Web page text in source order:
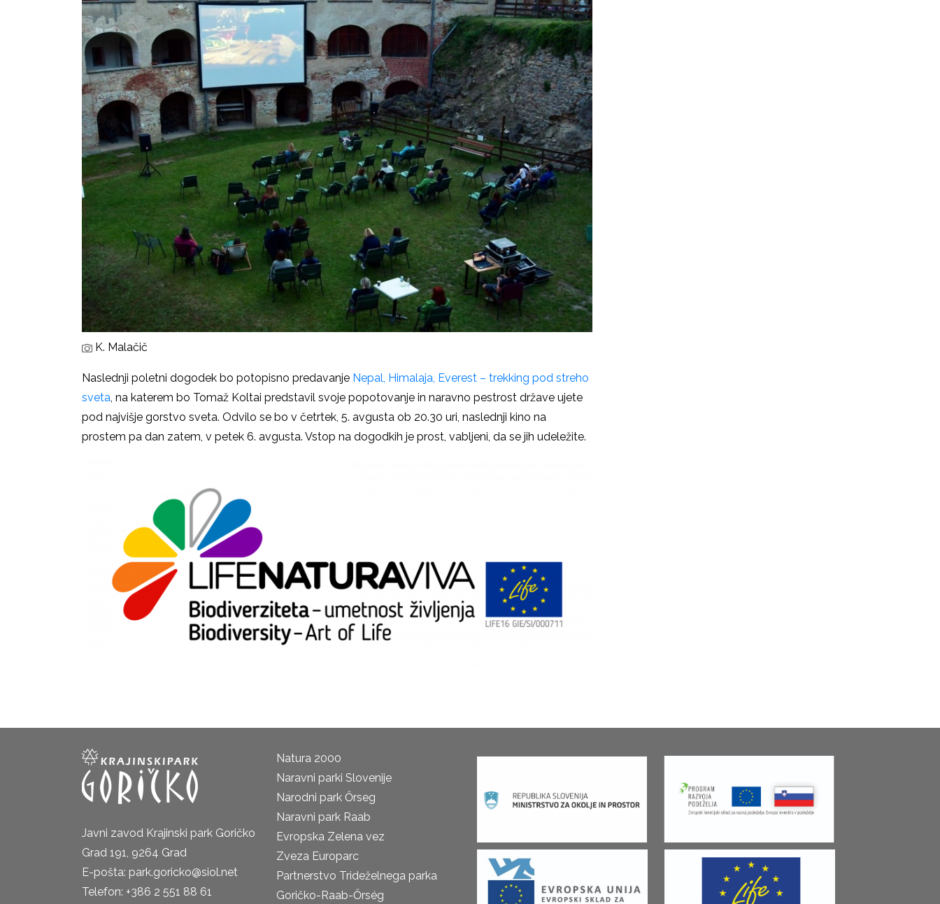
K. Malačič
Naslednji poletni dogodek bo potopisno predavanje Nepal, Himalaja, Everest – trekking pod streho
sveta, na katerem bo Tomaž Koltai predstavil svoje popotovanje in naravno pestrost države ujete
pod najvišje gorstvo sveta. Odvilo se bo v četrtek, 5. avgusta ob 20.30 uri, naslednji kino na
prostem pa dan zatem, v petek 6. avgusta. Vstop na dogodkih je prost, vabljeni, da se jih udeležite.
Javni zavod Krajinski park Goričko
Grad 191, 9264 Grad
E-pošta: park.goricko@siol.net
Telefon: +386 2 551 88 61
Natura 2000
Naravni parki Slovenije
Narodni park Őrseg
Naravni park Raab
Evropska Zelena vez
Zveza Europarc
Partnerstvo Trideželnega parka
Goričko-Raab-Őrség